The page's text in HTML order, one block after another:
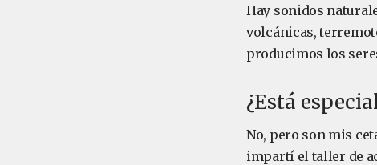
Hay sonidos
volcánicas,
producimos los
¿Está
No, pero son mis
impartí el taller de